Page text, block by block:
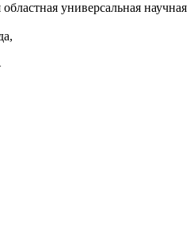
универсальная научная